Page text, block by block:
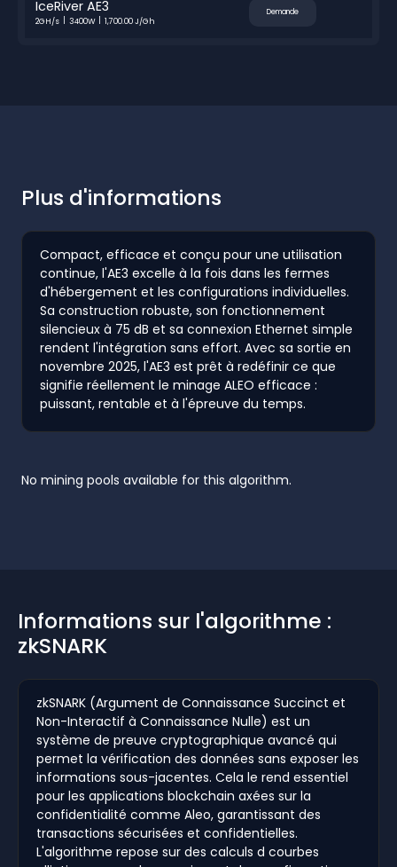
IceRiver AE3
2GH/s 3400W 1,700.00 J/Gh
Demande
Plus d'informations
Compact, efficace et conçu pour une utilisation
continue, l'AE3 excelle à la fois dans les fermes
d'hébergement et les configurations individuelles.
Sa construction robuste, son fonctionnement
silencieux à 75 dB et sa connexion Ethernet simple
rendent l'intégration sans effort. Avec sa sortie en
novembre 2025, l'AE3 est prêt à redéfinir ce que
signifie réellement le minage ALEO efficace :
puissant, rentable et à l'épreuve du temps.
No mining pools available for this algorithm.
Informations sur l'algorithme :
zkSNARK
zkSNARK (Argument de Connaissance Succinct et
Non-Interactif à Connaissance Nulle) est un
système de preuve cryptographique avancé qui
permet la vérification des données sans exposer les
informations sous-jacentes. Cela le rend essentiel
pour les applications blockchain axées sur la
confidentialité comme Aleo, garantissant des
transactions sécurisées et confidentielles.
L'algorithme repose sur des calculs d courbes